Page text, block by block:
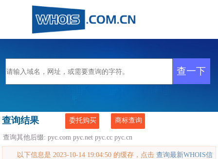
查询结果 委托购买 商标查询
查询其他后缀:pyc.com pyc.net pyc.cc pyc.cn
以下信息是 2023-10-14 19:04:50 的缓存，点击查询最新WHOIS信